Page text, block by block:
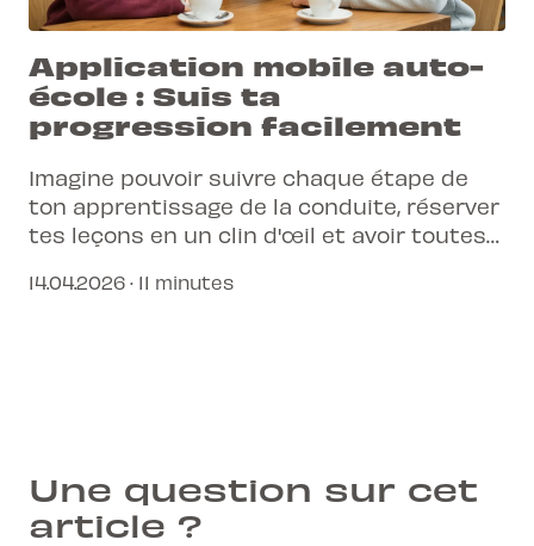
Application mobile auto-
école : Suis ta
progression facilement
Imagine pouvoir suivre chaque étape de
ton apprentissage de la conduite, réserver
tes leçons en un clin d'œil et avoir toutes
main. C'est désormais possible avec notre
14.04.2026 · 11 minutes
Une question sur cet
article ?